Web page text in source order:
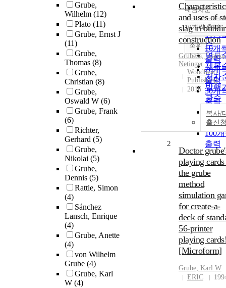
Grube,
Wilhelm (12)
Plato (11)
Grube, Ernst J
(11)
Grube,
Thomas (8)
Grube,
Christian (8)
Grube,
Oswald W (6)
Grube, Frank
(6)
Richter,
Gerhard (5)
Grube,
Nikolai (5)
Grube,
Dennis (5)
Rattle, Simon
(4)
Sánchez
Lansch, Enrique
(4)
Grube, Anette
(4)
von Wilhelm
Grube (4)
Grube, Karl
W (4)
정확
순
인기
순
연도
제목
저자
발행
관순
내림차순
내림
10개씩 출력
10개
출력
20개
출력
30개
출력
50개
출력
100
출력
조회
and uses of
slag in
construction
Grubeša, Ivanka
Netinger
Woodhead
Publishing
2016
복사/
출신
2
Doctor
playing
the grube
method
simulation
for create-a-
deck of
56-printer
playing
[Microform]
Grube, Karl W
ERIC